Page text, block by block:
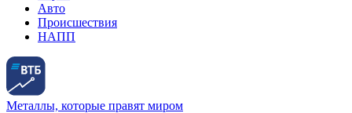
Авто
Происшествия
НАПП
Металлы, которые правят миром